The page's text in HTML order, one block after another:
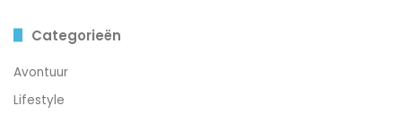
Categorieën
Avontuur
Lifestyle